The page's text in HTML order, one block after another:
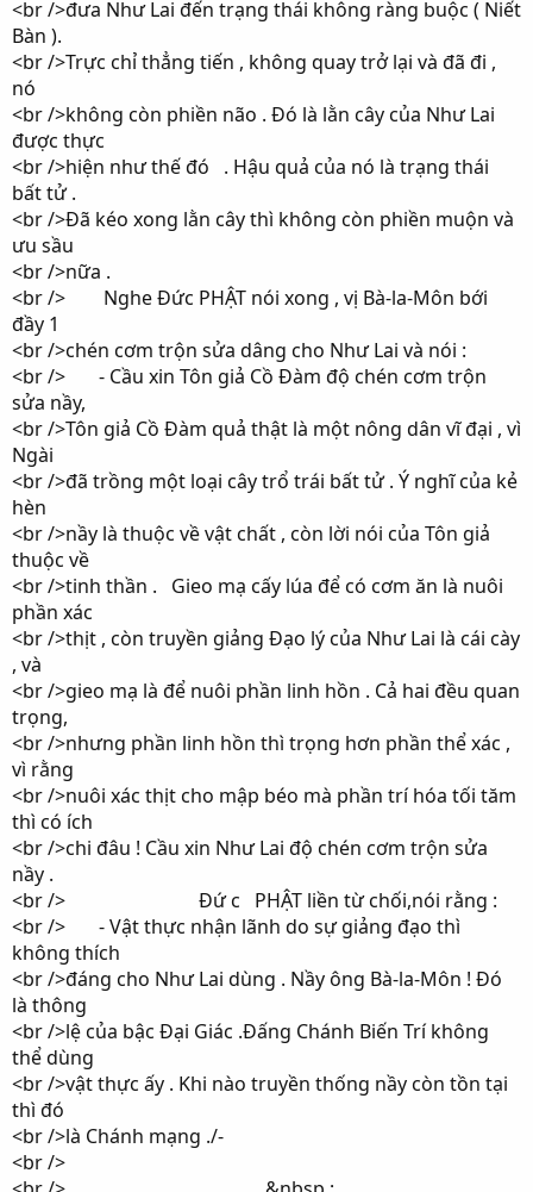
<br />đưa Như Lai đến trạng thái không ràng buộc ( Niết
Bàn ).
<br />Trực chỉ thẳng tiến , không quay trở lại và đã đi ,
nó
<br />không còn phiền não . Đó là lằn cây của Như Lai
được thực
<br />hiện như thế đó . Hậu quả của nó là trạng thái
bất tử .
<br />Đã kéo xong lằn cây thì không còn phiền muộn và
ưu sầu
<br />nữa .
<br /> Nghe Đức PHẬT nói xong , vị Bà-la-Môn bới
đầy 1
<br />chén cơm trộn sửa dâng cho Như Lai và nói :
<br /> - Cầu xin Tôn giả Cồ Đàm độ chén cơm trộn
sửa nầy,
<br />Tôn giả Cồ Đàm quả thật là một nông dân vĩ đại , vì
Ngài
<br />đã trồng một loại cây trổ trái bất tử . Ý nghĩ của kẻ
hèn
<br />nầy là thuộc về vật chất , còn lời nói của Tôn giả
thuộc về
<br />tinh thần . Gieo mạ cấy lúa để có cơm ăn là nuôi
phần xác
<br />thịt , còn truyền giảng Đạo lý của Như Lai là cái cày
, và
<br />gieo mạ là để nuôi phần linh hồn . Cả hai đều quan
trọng,
<br />nhưng phần linh hồn thì trọng hơn phần thể xác ,
vì rằng
<br />nuôi xác thịt cho mập béo mà phần trí hóa tối tăm
thì có ích
<br />chi đâu ! Cầu xin Như Lai độ chén cơm trộn sửa
nầy .
<br /> Đứ c PHẬT liền từ chối,nói rằng :
<br /> - Vật thực nhận lãnh do sự giảng đạo thì
không thích
<br />đáng cho Như Lai dùng . Nầy ông Bà-la-Môn ! Đó
là thông
<br />lệ của bậc Đại Giác .Đấng Chánh Biến Trí không
thể dùng
<br />vật thực ấy . Khi nào truyền thống nầy còn tồn tại
thì đó
<br />là Chánh mạng ./-
<br />